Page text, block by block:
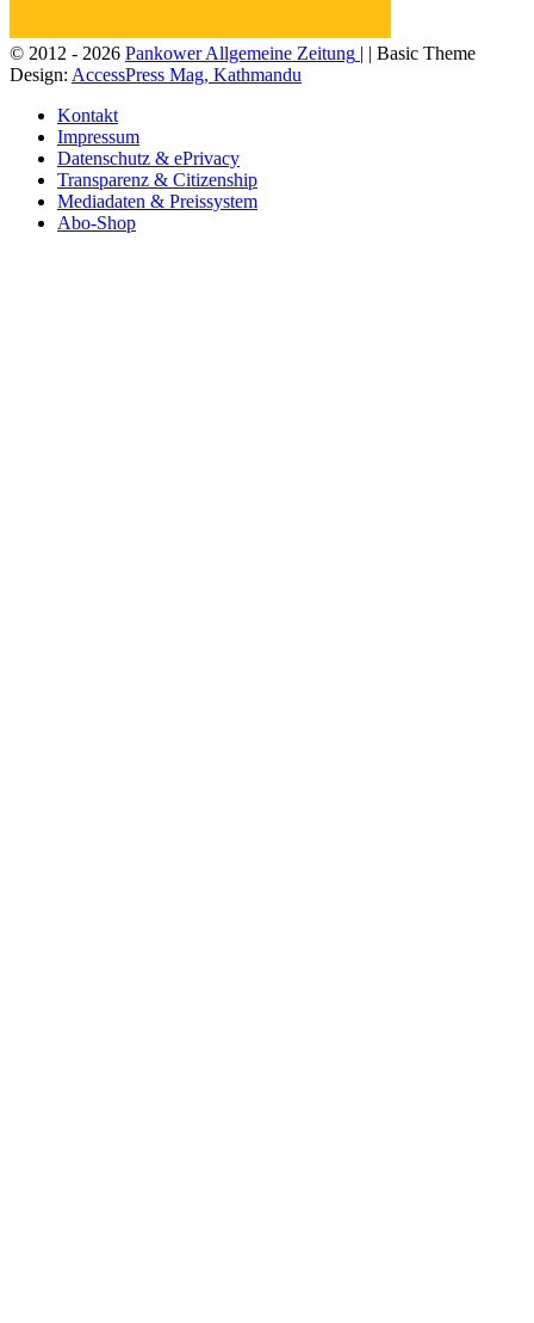
© 2012 - 2026 Pankower Allgemeine Zeitung | | Basic Theme
Design: AccessPress Mag, Kathmandu
Kontakt
Impressum
Datenschutz & ePrivacy
Transparenz & Citizenship
Mediadaten & Preissystem
Abo-Shop